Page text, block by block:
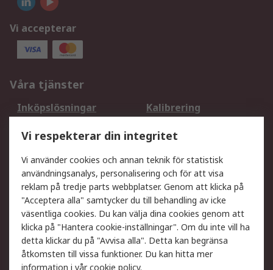
Vi accepterar
Våra tjänster
Inköpslösningar
Kalibrering
DesignSpark
Teknisk Support
Ditt lokala säljteam
Exportlösningar
Support
Få hjälp
Retur av varor
Leverans
Spåra din order
Begär en fakturakopi
Fördelar med RS-konto
Betalningsalternativ
Vi respekterar din integritet
Vi använder cookies och annan teknik för statistisk
användningsanalys, personalisering och för att visa
reklam på tredje parts webbplatser. Genom att klicka på
"Acceptera alla" samtycker du till behandling av icke
väsentliga cookies. Du kan välja dina cookies genom att
klicka på "Hantera cookie-inställningar". Om du inte vill ha
detta klickar du på "Avvisa alla". Detta kan begränsa
åtkomsten till vissa funktioner. Du kan hitta mer
information i vårcookie policy.